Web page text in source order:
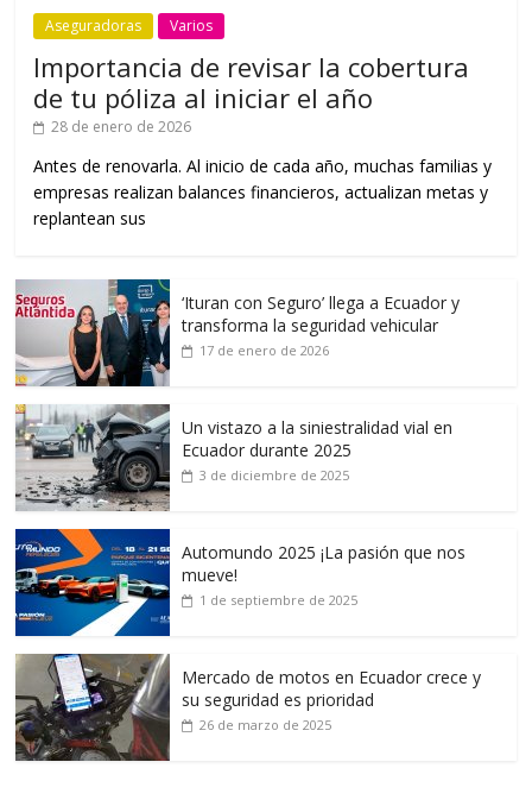
Aseguradoras Varios
Importancia de revisar la cobertura
de tu póliza al iniciar el año
28 de enero de 2026
Antes de renovarla. Al inicio de cada año, muchas familias y
empresas realizan balances financieros, actualizan metas y
replantean sus
‘Ituran con Seguro’ llega a Ecuador y
transforma la seguridad vehicular
17 de enero de 2026
Un vistazo a la siniestralidad vial en
Ecuador durante 2025
3 de diciembre de 2025
Automundo 2025 ¡La pasión que nos
mueve!
1 de septiembre de 2025
Mercado de motos en Ecuador crece y
su seguridad es prioridad
26 de marzo de 2025